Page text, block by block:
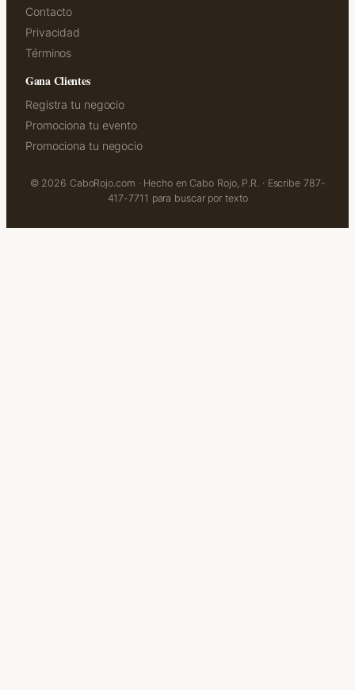
Contacto
Privacidad
Términos
Gana Clientes
Registra tu negocio
Promociona tu evento
Promociona tu negocio
© 2026 CaboRojo.com · Hecho en Cabo Rojo, P.R. · Escribe 787-
417-7711 para buscar por texto